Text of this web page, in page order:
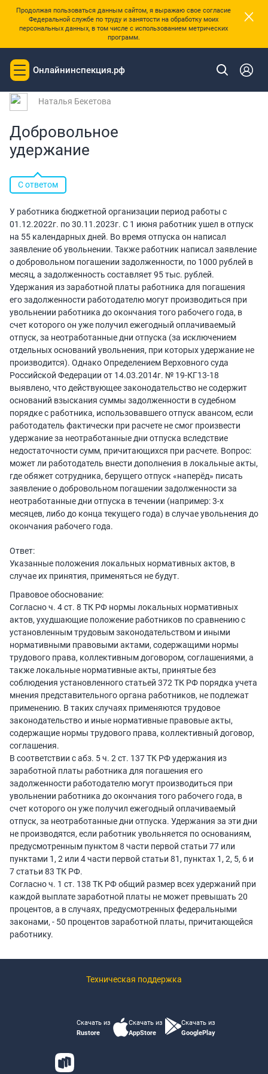
Продолжая пользоваться данным сайтом, я выражаю свое согласие
Федеральной службе по труду и занятости на обработку моих
персональных данных, в том числе с использованием метрических
программ.
×
Toggle
navigation
Онлайнинспекция.рф
Главная
Наталья Бекетова
Добровольное
удержание
С ответом
У работника бюджетной организации период работы с
01.12.2022г. по 30.11.2023г. С 1 июня работник ушел в отпуск
на 55 календарных дней. Во время отпуска он написал
заявление об увольнении. Также работник написал заявление
о добровольном погашении задолженности, по 1000 рублей в
месяц, а задолженность составляет 95 тыс. рублей.
Удержания из заработной платы работника для погашения
его задолженности работодателю могут производиться при
увольнении работника до окончания того рабочего года, в
счет которого он уже получил ежегодный оплачиваемый
отпуск, за неотработанные дни отпуска (за исключением
отдельных оснований увольнения, при которых удержание не
производится). Однако Определением Верховного суда
Российской Федерации от 14.03.2014г. № 19-КГ13-18
выявлено, что действующее законодательство не содержит
оснований взыскания суммы задолженности в судебном
порядке с работника, использовавшего отпуск авансом, если
работодатель фактически при расчете не смог произвести
удержание за неотработанные дни отпуска вследствие
недостаточности сумм, причитающихся при расчете. Вопрос:
может ли работодатель внести дополнения в локальные акты,
где обяжет сотрудника, берущего отпуск «наперёд» писать
заявление о добровольном погашении задолженности за
неотработанные дни отпуска в течении (например: 3-х
месяцев, либо до конца текущего года) в случае увольнения до
окончания рабочего года.
Ответ:
Указанные положения локальных нормативных актов, в
случае их принятия, применяться не будут.
Правовое обоснование:
Согласно ч. 4 ст. 8 ТК РФ нормы локальных нормативных
актов, ухудшающие положение работников по сравнению с
установленным трудовым законодательством и иными
нормативными правовыми актами, содержащими нормы
трудового права, коллективным договором, соглашениями, а
также локальные нормативные акты, принятые без
соблюдения установленного статьей 372 ТК РФ порядка учета
мнения представительного органа работников, не подлежат
применению. В таких случаях применяются трудовое
законодательство и иные нормативные правовые акты,
содержащие нормы трудового права, коллективный договор,
соглашения.
В соответствии с абз. 5 ч. 2 ст. 137 ТК РФ удержания из
заработной платы работника для погашения его
задолженности работодателю могут производиться при
увольнении работника до окончания того рабочего года, в
счет которого он уже получил ежегодный оплачиваемый
отпуск, за неотработанные дни отпуска. Удержания за эти дни
не производятся, если работник увольняется по основаниям,
предусмотренным пунктом 8 части первой статьи 77 или
пунктами 1, 2 или 4 части первой статьи 81, пунктах 1, 2, 5, 6 и
7 статьи 83 ТК РФ.
Согласно ч. 1 ст. 138 ТК РФ общий размер всех удержаний при
каждой выплате заработной платы не может превышать 20
процентов, а в случаях, предусмотренных федеральными
законами, - 50 процентов заработной платы, причитающейся
работнику.
Техническая поддержка
Скачать из
Rustore
Скачать из
AppStore
Скачать из
GooglePlay